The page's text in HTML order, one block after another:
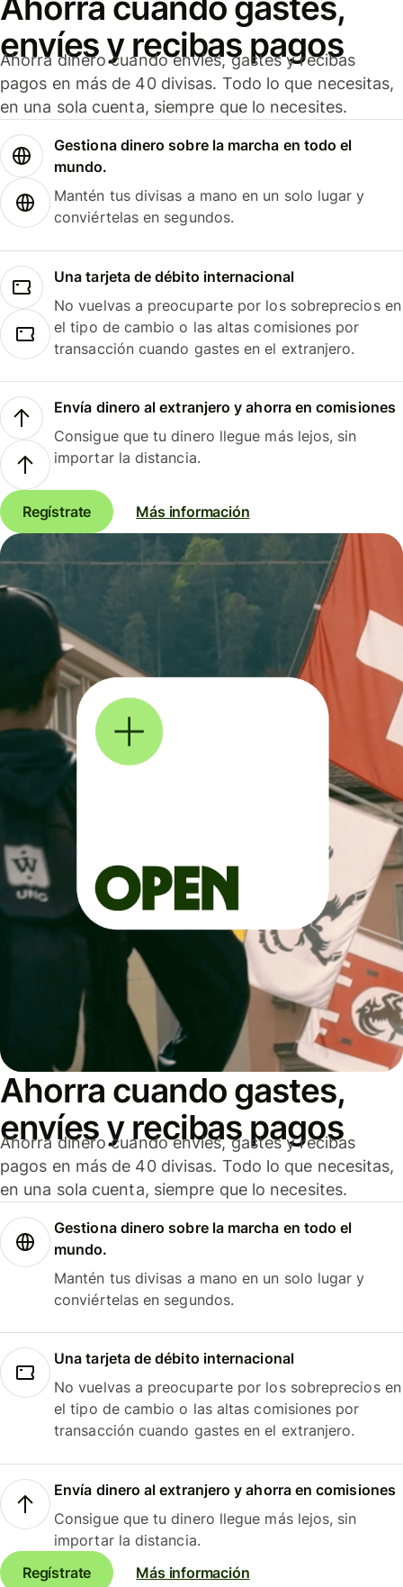
envíes y recibas pagos
Ahorra dinero cuando envíes, gastes y recibas
pagos en más de 40 divisas. Todo lo que necesitas,
en una sola cuenta, siempre que lo necesites.
Gestiona dinero sobre la marcha en todo el
mundo.
Mantén tus divisas a mano en un solo lugar y
conviértelas en segundos.
Una tarjeta de débito internacional
No vuelvas a preocuparte por los sobreprecios en
el tipo de cambio o las altas comisiones por
transacción cuando gastes en el extranjero.
Envía dinero al extranjero y ahorra en comisiones
Consigue que tu dinero llegue más lejos, sin
importar la distancia.
Regístrate Más información
Ahorra cuando gastes,
envíes y recibas pagos
Ahorra dinero cuando envíes, gastes y recibas
pagos en más de 40 divisas. Todo lo que necesitas,
en una sola cuenta, siempre que lo necesites.
Gestiona dinero sobre la marcha en todo el
mundo.
Mantén tus divisas a mano en un solo lugar y
conviértelas en segundos.
Una tarjeta de débito internacional
No vuelvas a preocuparte por los sobreprecios en
el tipo de cambio o las altas comisiones por
transacción cuando gastes en el extranjero.
Envía dinero al extranjero y ahorra en comisiones
Consigue que tu dinero llegue más lejos, sin
importar la distancia.
Regístrate
Más información